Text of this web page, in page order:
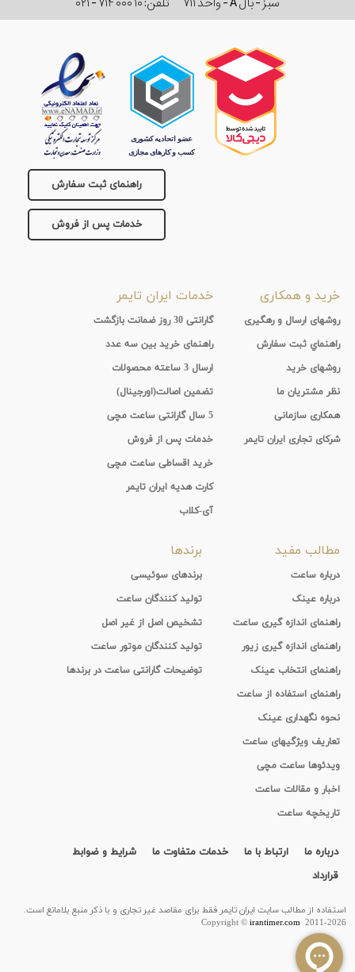
راهنمای ثبت سفارش
خدمات پس از فروش
خرید و همکاری
روشهای ارسال و رهگیری
راهنماي ثبت سفارش
روشهای خرید
نظر مشتریان ما
همکاری سازمانی
شرکای تجاری ایران تایمر
خدمات ایران تایمر
گارانتی 30 روز ضمانت بازگشت
راهنمای خرید بین سه عدد
ارسال 3 ساعته محصولات
تضمین اصالت(اورجینال)
5 سال گارانتی ساعت مچی
خدمات پس از فروش
خرید اقساطی ساعت مچی
کارت هدیه ایران تایمر
آی-کلاب
مطالب مفید
درباره ساعت
درباره عینک
راهنمای اندازه گیری ساعت
راهنمای اندازه گیری زیور
راهنمای انتخاب عینک
راهنمای استفاده از ساعت
نحوه نگهداری عینک
تعاریف ویژگیهای ساعت
ویدئوها ساعت مچی
اخبار و مقالات ساعت
تاریخچه ساعت
برندها
برندهای سوئیسی
تولید کنندگان ساعت
تشخیص اصل از غیر اصل
تولید کنندگان موتور ساعت
توضیحات گارانتی ساعت در برندها
درباره ما ارتباط با ما خدمات متفاوت ما
شرایط و ضوابط
قرارداد
استفاده از مطالب سايت ایران تایمر فقط برای مقاصد غیر تجاری و با ذکر منبع بلامانع است.
Copyright ©irantimer.com2011-2026